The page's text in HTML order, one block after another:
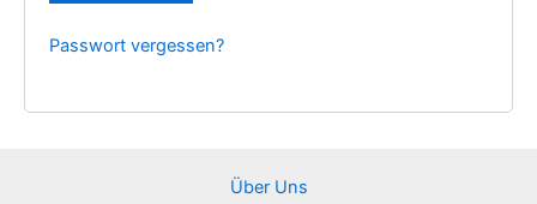
Passwort vergessen?
Über Uns